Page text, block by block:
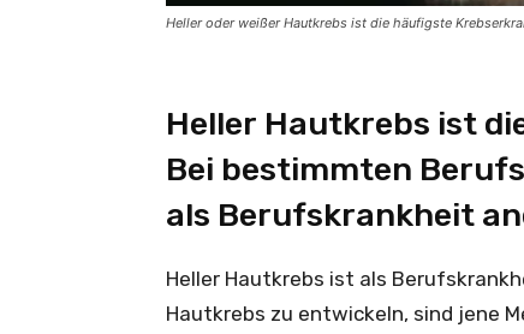
Heller oder weißer Hautkrebs ist die häufigste
Heller Hautkrebs ist
Bei bestimmten
als Berufskrankheit
Heller Hautkrebs ist als
Hautkrebs zu entwickeln, sind jene